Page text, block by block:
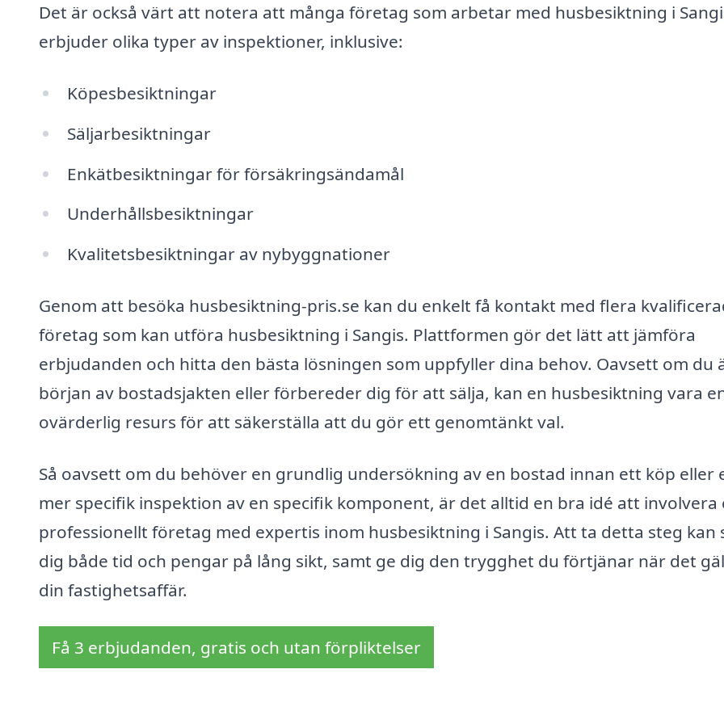
Det är också värt att notera att många företag som arbetar med husbesiktning i
erbjuder olika typer av inspektioner, inklusive:
Köpesbesiktningar
Säljarbesiktningar
Enkätbesiktningar för försäkringsändamål
Underhållsbesiktningar
Kvalitetsbesiktningar av nybyggnationer
Genom att besöka husbesiktning-pris.se kan du enkelt få kontakt med flera
företag som kan utföra husbesiktning i Sangis. Plattformen gör det lätt att jämföra
erbjudanden och hitta den bästa lösningen som uppfyller dina behov. Oavsett om du
början av bostadsjakten eller förbereder dig för att sälja, kan en husbesiktning vara
ovärderlig resurs för att säkerställa att du gör ett genomtänkt val.
Så oavsett om du behöver en grundlig undersökning av en bostad innan ett köp eller
mer specifik inspektion av en specifik komponent, är det alltid en bra idé att involvera
professionellt företag med expertis inom husbesiktning i Sangis. Att ta detta steg kan
dig både tid och pengar på lång sikt, samt ge dig den trygghet du förtjänar när det
din fastighetsaffär.
Få 3 erbjudanden, gratis och utan förpliktelser